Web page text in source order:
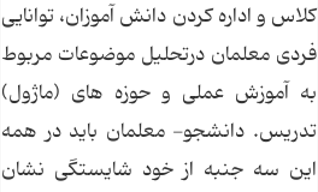
كلاس و اداره كردن دانش آموزان، توانایی
فردی معلمان درتحلیل موضوعات مربوط
به آموزش عملی و حوزه های (ماژول)
تدریس. دانشجو- معلمان باید در همه
این سه جنبه از خود شایستگی نشان